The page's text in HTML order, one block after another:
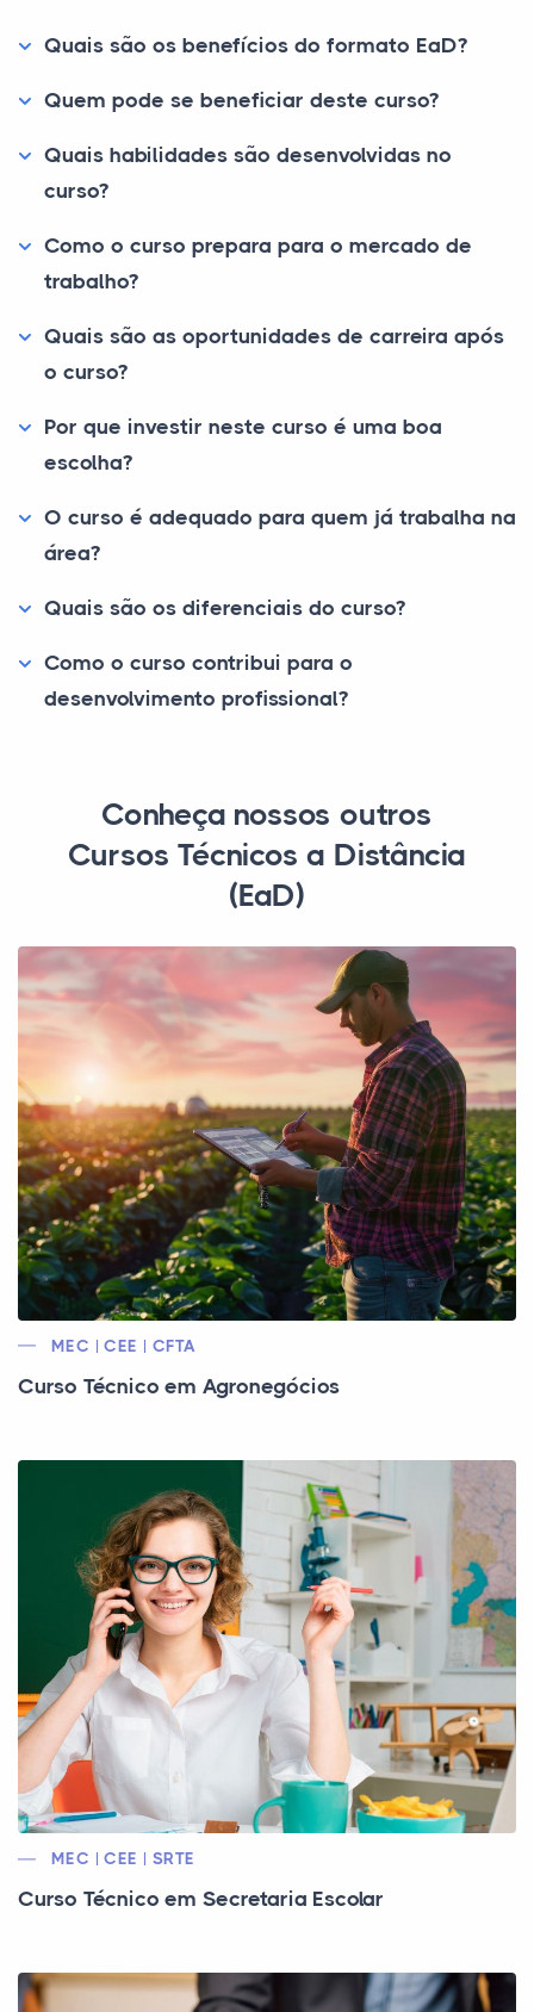
Quais são os benefícios do formato EaD?
Quem pode se beneficiar deste curso?
Quais habilidades são desenvolvidas no
curso?
Como o curso prepara para o mercado de
trabalho?
Quais são as oportunidades de carreira após
o curso?
Por que investir neste curso é uma boa
escolha?
O curso é adequado para quem já trabalha na
área?
Quais são os diferenciais do curso?
Como o curso contribui para o
desenvolvimento profissional?
Conheça nossos outros
Cursos Técnicos a Distância
(EaD)
MEC | CEE | CFTA
Curso Técnico em Agronegócios
MEC | CEE | SRTE
Curso Técnico em Secretaria Escolar